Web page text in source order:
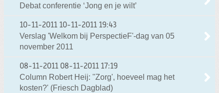
Debat conferentie ‘Jong en je wilt’
10-11-2011 10-11-2011 19:43
Verslag 'Welkom bij PerspectieF'-dag van 05
november 2011
08-11-2011 08-11-2011 17:19
Column Robert Heij: ''Zorg', hoeveel mag het
kosten?' (Friesch Dagblad)